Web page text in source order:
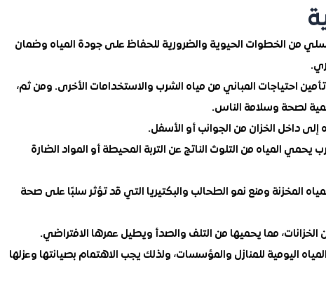
من الخطوات الحيوية والضرورية للحفاظ على جودة المياه وضمان
احتياجات المباني من مياه الشرب والاستخدامات الأخرى. ومن ثم،
لصحة وسلامة الناس.
إلى داخل الخزان من الجوانب أو الأسفل.
المياه من التلوث الناتج عن التربة المحيطة أو المواد الضارة
المخزنة ومنع نمو الطحالب والبكتيريا التي قد تؤثر سلبًا على صحة
مما يحميها من التلف والصدأ ويطيل عمرها الافتراضي.
اليومية للمنازل والمؤسسات، ولذلك يجب الاهتمام بصيانتها وعزلها